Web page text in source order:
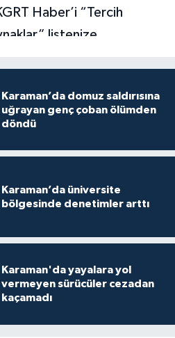
Karaman’da domuz saldırısına
uğrayan genç çoban ölümden
döndü
Karaman’da üniversite
bölgesinde denetimler arttı
Karaman'da yayalara yol
vermeyen sürücüler cezadan
kaçamadı